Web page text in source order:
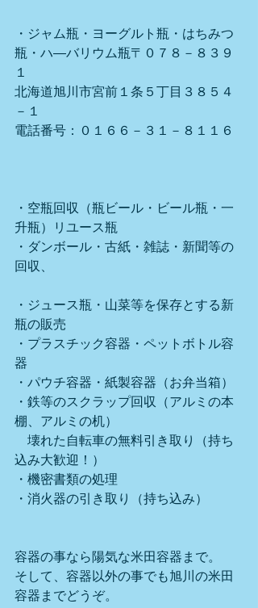
・ジャム瓶・ヨーグルト瓶・はちみつ
瓶・ハ―バリウム瓶〒０７８－８３９
１
北海道旭川市宮前１条５丁目３８５４
－１
電話番号：０１６６－３１－８１１６
・空瓶回収（瓶ビール・ビール瓶・一
升瓶）リユース瓶
・ダンボール・古紙・雑誌・新聞等の
回収、
・ジュース瓶・山菜等を保存とする新
瓶の販売
・プラスチック容器・ペットボトル容
器
・パウチ容器・紙製容器（お弁当箱）
・鉄等のスクラップ回収（アルミの本
棚、アルミの机）
壊れた自転車の無料引き取り（持ち
込み大歓迎！）
・機密書類の処理
・消火器の引き取り（持ち込み）
容器の事なら陽気な米田容器まで。
そして、容器以外の事でも旭川の米田
容器までどうぞ。